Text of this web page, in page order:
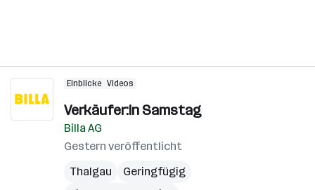
Einblicke Videos
Verkäufer:in Samstag
Billa AG
Gestern veröffentlicht
Thalgau
Geringfügig